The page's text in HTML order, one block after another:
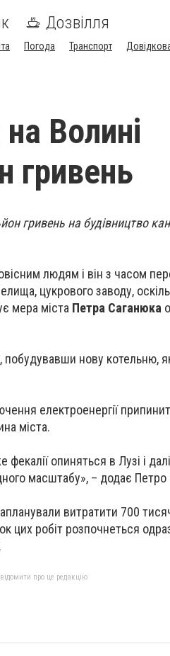
Дозвілля
Погода Транспорт
Волині
гривень
гривень на будівництво
людям і він з часом
цукрового заводу,
мера міста Петра Саганюка
нову котельню,
електроенергії
міста.
опиняться в Лузі і
масштабу», – додає Петро
витратити 700
цих робіт розпочнеться
про це редакцію